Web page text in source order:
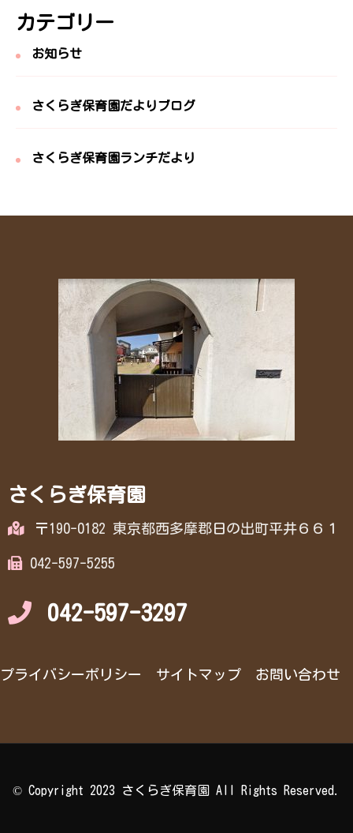
カテゴリー
お知らせ
さくらぎ保育園だよりブログ
さくらぎ保育園ランチだより
さくらぎ保育園
〒190-0182 東京都西多摩郡日の出町平井６６１
042-597-5255
042-597-3297
プライバシーポリシー サイトマップ お問い合わせ
© Copyright 2023 さくらぎ保育園 All Rights Reserved.